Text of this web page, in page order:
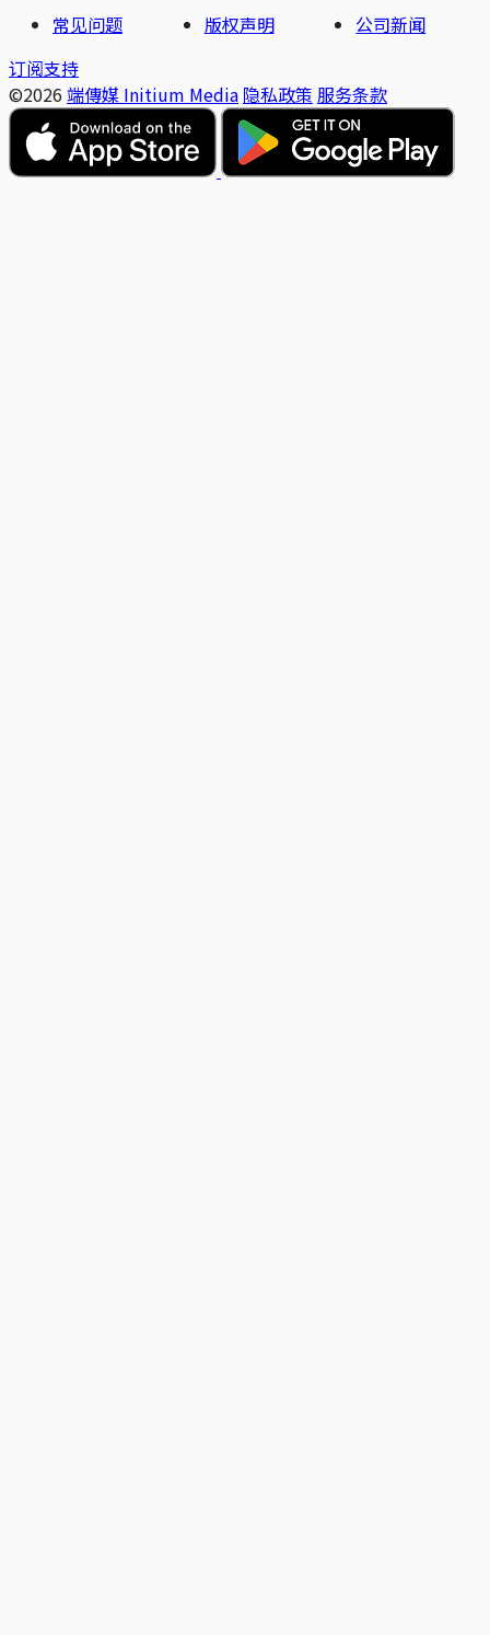
常见问题
版权声明
公司新闻
订阅支持
©2026 端傳媒 Initium Media 隐私政策 服务条款